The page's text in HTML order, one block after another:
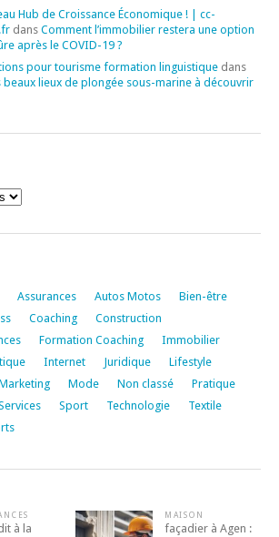
Hub de Croissance Économique ! | cc-
dans Comment l’immobilier restera une option
après le COVID-19 ?
pour tourisme formation linguistique dans
beaux lieux de plongée sous-marine à découvrir
Assurances Autos Motos
Bien-être
Coaching
Construction
Formation Coaching
Immobilier
Internet Juridique
Lifestyle
Mode Non classé
Pratique
Sport Technologie
Textile
à la
MAISON
façadier à Agen :